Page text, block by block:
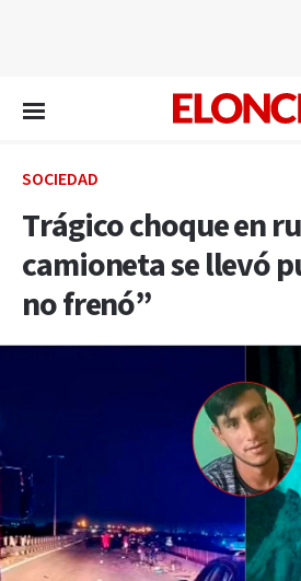
SOCIEDAD
Trágico choque en
camioneta se llevó
no frenó”